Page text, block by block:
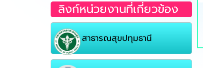
ลิงก์หน่วยงานที่เกี่ยวข้อง
สาธารณสุขปทุมธานี